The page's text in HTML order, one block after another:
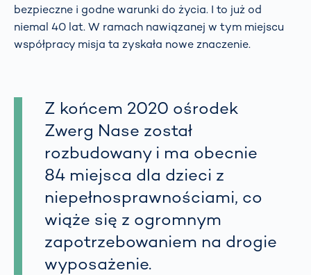
bezpieczne i godne warunki do życia. I to już od
niemal 40 lat. W ramach nawiązanej w tym miejscu
współpracy misja ta zyskała nowe znaczenie.
Z końcem 2020 ośrodek
Zwerg Nase został
rozbudowany i ma obecnie
84 miejsca dla dzieci z
niepełnosprawnościami, co
wiąże się z ogromnym
zapotrzebowaniem na drogie
wyposażenie.